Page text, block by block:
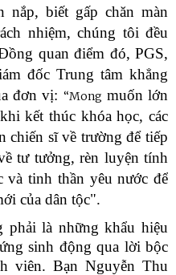
nắp, biết gấp chăn màn
nhiệm, chúng tôi đều
quan điểm đó, PGS,
đốc Trung tâm khẳng
đơn vị: “Mong muốn lớn
kết thúc khóa học, các
chiến sĩvề trường để tiếp
tư tưởng, rèn luyện tính
và tinh thần yêu nước để
của dân tộc".
phải là những khẩu hiệu
sinh động qua lời bộc
viên. Bạn Nguyễn Thu